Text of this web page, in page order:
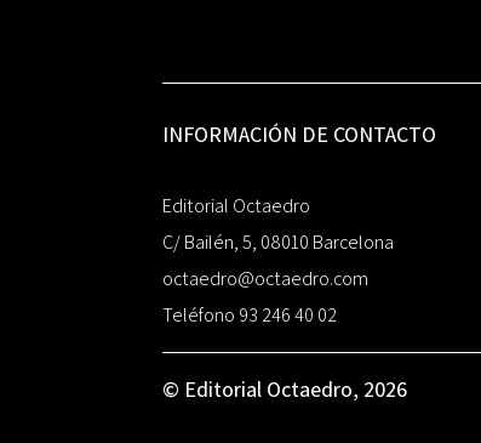
INFORMACIÓN DE CONTACTO
Editorial Octaedro
C/ Bailén, 5, 08010 Barcelona
octaedro@octaedro.com
Teléfono 93 246 40 02
© Editorial Octaedro, 2026